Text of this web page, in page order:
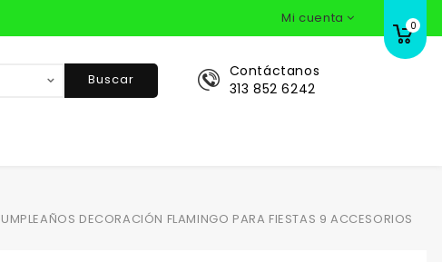
Mi cuenta 0
Contáctanos
313 852 6242
Buscar
DECORACIÓN FLAMINGO PARA FIESTAS 9 ACCESORIOS